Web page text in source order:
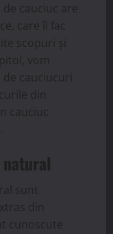
cauciuc are
care îl fac
scopuri și
vom
cauciucuri
din
cauciuc
sunt
din
cunoscute